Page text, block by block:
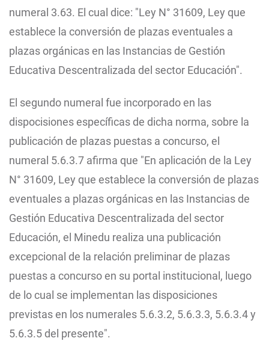
numeral 3.63. El cual dice: "Ley N° 31609, Ley que
establece la conversión de plazas eventuales a
plazas orgánicas en las Instancias de Gestión
Educativa Descentralizada del sector Educación".
El segundo numeral fue incorporado en las
dispocisiones específicas de dicha norma, sobre la
publicación de plazas puestas a concurso, el
numeral 5.6.3.7 afirma que "En aplicación de la Ley
N° 31609, Ley que establece la conversión de plazas
eventuales a plazas orgánicas en las Instancias de
Gestión Educativa Descentralizada del sector
Educación, el Minedu realiza una publicación
excepcional de la relación preliminar de plazas
puestas a concurso en su portal institucional, luego
de lo cual se implementan las disposiciones
previstas en los numerales 5.6.3.2, 5.6.3.3, 5.6.3.4 y
5.6.3.5 del presente".